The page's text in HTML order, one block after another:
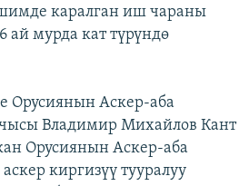
каралган иш чараны
ай мурда кат түрүндө
Аскер-аба
Владимир Михайлов Кант
Орусиянын Аскер-аба
киргизүү тууралуу